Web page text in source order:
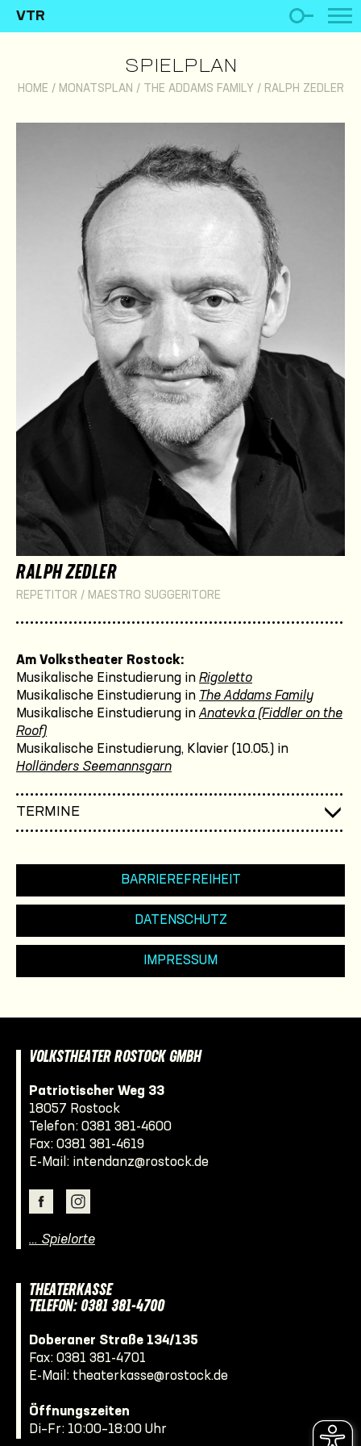
VTR
SPIELPLAN
HOME / MONATSPLAN / THE ADDAMS FAMILY / RALPH ZEDLER
RALPH ZEDLER
REPETITOR / MAESTRO SUGGERITORE
Am Volkstheater Rostock:
Musikalische Einstudierung in Rigoletto
Musikalische Einstudierung in The Addams Family
Musikalische Einstudierung in Anatevka (Fiddler on the
Roof)
Musikalische Einstudierung, Klavier (10.05.) in
Holländers Seemannsgarn
TERMINE
BARRIEREFREIHEIT
DATENSCHUTZ
IMPRESSUM
VOLKSTHEATER ROSTOCK GMBH
Patriotischer Weg 33
18057 Rostock
Telefon: 0381 381-4600
Fax: 0381 381-4619
E-Mail: intendanz@rostock.de
… Spielorte
THEATERKASSE
TELEFON: 0381 381-4700
Doberaner Straße 134/135
Fax: 0381 381-4701
E-Mail: theaterkasse@rostock.de
Öffnungszeiten
Di–Fr: 10:00–18:00 Uhr